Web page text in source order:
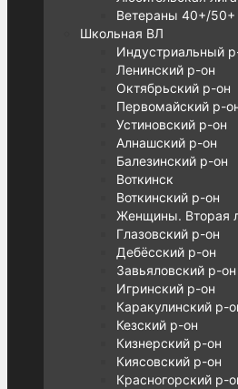
Ветераны 40+/50+
Школьная ВЛ
Индустриальный
Ленинский р-он
Октябрьский р-он
Первомайский р-
Устиновский р-он
Алнашский р-он
Балезинский р-он
Воткинск
Воткинский р-он
Женщины. Вторая
Глазовский р-он
Дебёсский р-он
Завьяловский р-он
Игринский р-он
Каракулинский р-
Кезский р-он
Кизнерский р-он
Киясовский р-он
Красногорский р-